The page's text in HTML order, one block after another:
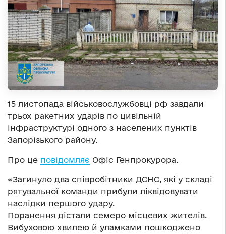
15 листопада військовослужбовці рф завдали
трьох ракетних ударів по цивільній
інфраструктурі одного з населених пунктів
Запорізького району.
Про це повідомляє Офіс Генпрокурора.
«Загинуло два співробітники ДСНС, які у складі
рятувальної команди прибули ліквідовувати
наслідки першого удару.
Поранення дістали семеро місцевих жителів.
Вибуховою хвилею й уламками пошкоджено